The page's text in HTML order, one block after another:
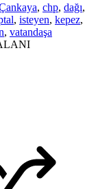
, chp, dağı,
, isteyen, kepez,
, vatandaşa